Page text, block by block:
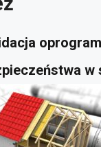
w